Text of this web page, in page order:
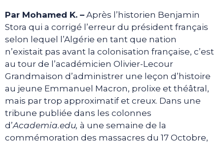
Par Mohamed K. – Après l’historien Benjamin
Stora qui a corrigé l’erreur du président français
selon lequel l’Algérie en tant que nation
n’existait pas avant la colonisation française, c’est
au tour de l’académicien Olivier-Lecour
Grandmaison d’administrer une leçon d’histoire
au jeune Emmanuel Macron, prolixe et théâtral,
mais par trop approximatif et creux. Dans une
tribune publiée dans les colonnes
d’Academia.edu, à une semaine de la
commémoration des massacres du 17 Octobre,